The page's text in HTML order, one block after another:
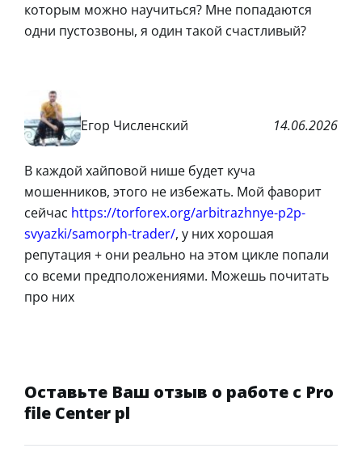
которым можно научиться? Мне попадаются
одни пустозвоны, я один такой счастливый?
Егор Численский 14.06.2026
В каждой хайповой нише будет куча
мошенников, этого не избежать. Мой фаворит
сейчас https://torforex.org/arbitrazhnye-p2p-
svyazki/samorph-trader/, у них хорошая
репутация + они реально на этом цикле попали
со всеми предположениями. Можешь почитать
про них
Оставьте Ваш отзыв о работе с Pro
file Center pl